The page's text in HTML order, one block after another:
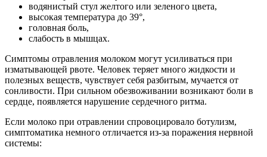
водянистый стул желтого или зеленого цвета,
высокая температура до 39°,
головная боль,
слабость в мышцах.
Симптомы отравления молоком могут усиливаться при
изматывающей рвоте. Человек теряет много жидкости и
полезных веществ, чувствует себя разбитым, мучается от
сонливости. При сильном обезвоживании возникают боли в
сердце, появляется нарушение сердечного ритма.
Если молоко при отравлении спровоцировало ботулизм,
симптоматика немного отличается из-за поражения нервной
системы: